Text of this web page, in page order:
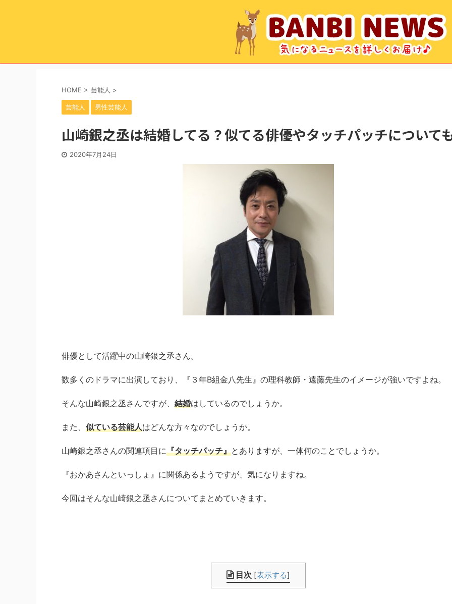
HOME > 芸能人 >
芸能人 男性芸能人
山崎銀之丞は結婚してる？似てる俳優やタッチパッチについて
2020年7月24日
俳優として活躍中の山崎銀之丞さん。
数多くのドラマに出演しており、『３年B組金八先生』の理科教師・遠藤先生のイメージが強いですよね。
そんな山崎銀之丞さんですが、 結婚はしているのでしょうか。
また、 似ている芸能人はどんな方々なのでしょうか。
山崎銀之丞さんの関連項目に『タッチパッチ』とありますが、一体何のことでしょうか。
『おかあさんといっしょ』に関係あるようですが、気になりますね。
今回はそんな山崎銀之丞さんについてまとめていきます。
目次 [表示する]